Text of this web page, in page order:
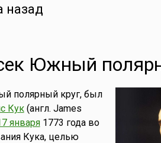
назад
Южный
полярный круг, был
Кук(англ. James
января1773 года во
Кука, целью